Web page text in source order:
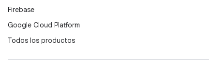
Firebase
Google Cloud Platform
Todos los productos